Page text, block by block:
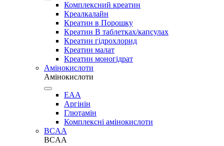
Комплексний креатин
Креалкалайн
Креатин в Порошку
Креатин В таблетках/капсулах
Креатин гідрохлорид
Креатин малат
Креатин моногідрат
Амінокислоти
Амінокислоти
EAA
Аргінін
Глютамін
Комплексні амінокислоти
BCAA
BCAA